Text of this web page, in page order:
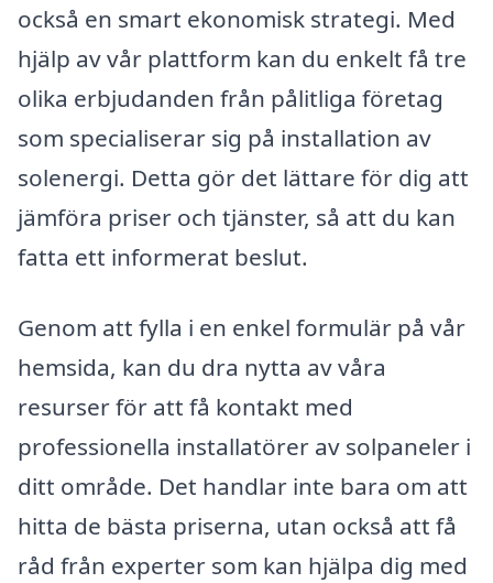
också en smart ekonomisk strategi. Med
hjälp av vår plattform kan du enkelt få tre
olika erbjudanden från pålitliga företag
som specialiserar sig på installation av
solenergi. Detta gör det lättare för dig att
jämföra priser och tjänster, så att du kan
fatta ett informerat beslut.
Genom att fylla i en enkel formulär på vår
hemsida, kan du dra nytta av våra
resurser för att få kontakt med
professionella installatörer av solpaneler i
ditt område. Det handlar inte bara om att
hitta de bästa priserna, utan också att få
råd från experter som kan hjälpa dig med